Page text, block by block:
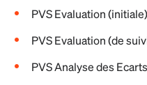
PVS Evaluation
PVS Evaluation (de
PVS Analyse des